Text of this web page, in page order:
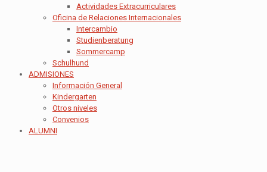
Actividades Extracurriculares
Oficina de Relaciones Internacionales
Intercambio
Studienberatung
Sommercamp
Schulhund
ADMISIONES
Información General
Kindergarten
Otros niveles
Convenios
ALUMNI